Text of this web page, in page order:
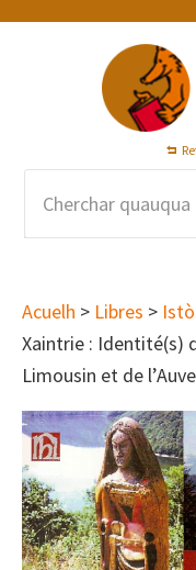
Skip
Skip
Skip
Acuelh > Libres >
Xaintrie : Identité(s)
Limousin et de